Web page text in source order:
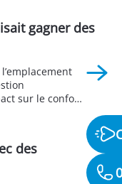
gagner des
sur le confort
réduire
une
l’inverse, un
des